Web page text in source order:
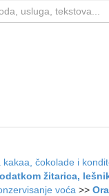
kakaa, čokolade i
žitarica,
voća >>